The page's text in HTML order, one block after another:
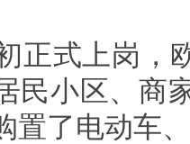
正式上岗，
民小区、
置了电动车